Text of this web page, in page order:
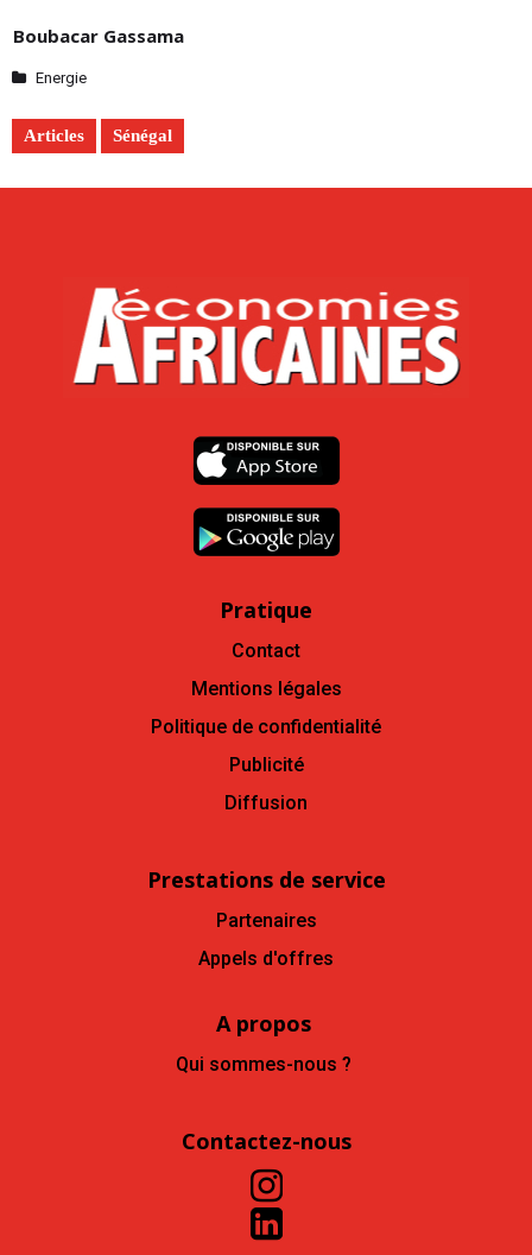
Boubacar Gassama
Energie
Articles Sénégal
Pratique
Contact
Mentions légales
Politique de confidentialité
Publicité
Diffusion
Prestations de service
Partenaires
Appels d'offres
A propos
Qui sommes-nous ?
Contactez-nous

